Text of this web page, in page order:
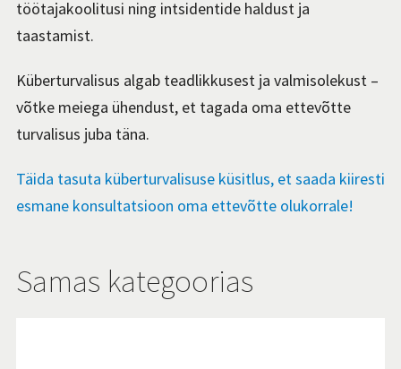
töötajakoolitusi ning intsidentide haldust ja
taastamist.
Küberturvalisus algab teadlikkusest ja valmisolekust –
võtke meiega ühendust, et tagada oma ettevõtte
turvalisus juba täna.
Täida tasuta küberturvalisuse küsitlus, et saada kiiresti
esmane konsultatsioon oma ettevõtte olukorrale!
Samas kategoorias